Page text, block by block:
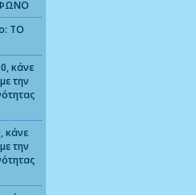
ΤΟ
κάνε
την
κάνε
την